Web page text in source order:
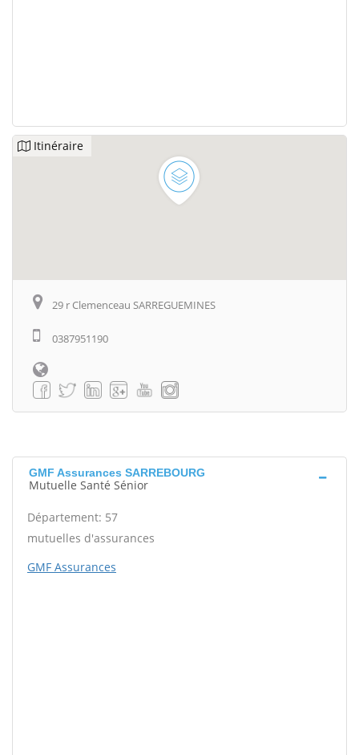
Itinéraire
29 r Clemenceau SARREGUEMINES
0387951190
GMF Assurances SARREBOURG
Mutuelle Santé Sénior
Département: 57
mutuelles d'assurances
GMF Assurances